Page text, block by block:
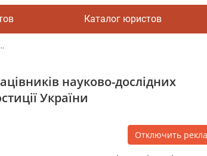
Каталог юристов
науково-дослідних
України
Отключить